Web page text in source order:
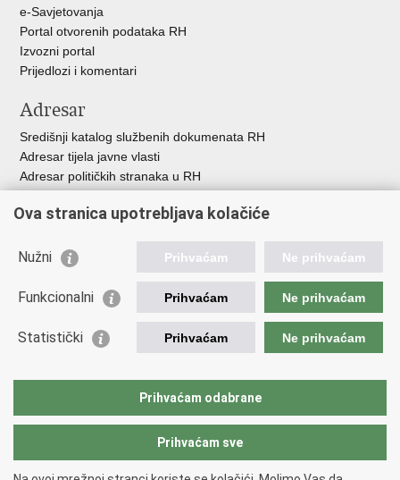
e-Savjetovanja
Portal otvorenih podataka RH
Izvozni portal
Prijedlozi i komentari
Adresar
Središnji katalog službenih dokumenata RH
Adresar tijela javne vlasti
Adresar političkih stranaka u RH
Besplatni telefoni javne uprave
Važne poveznice
Vlada Republike Hrvatske
Europska komisija
Taxation and Customs Union
Ova stranica upotrebljava kolačiće
Nužni Prihvaćam Ne prihvaćam
Funkcionalni Prihvaćam Ne prihvaćam
Statistički Prihvaćam Ne prihvaćam
Prihvaćam odabrane
Prihvaćam sve